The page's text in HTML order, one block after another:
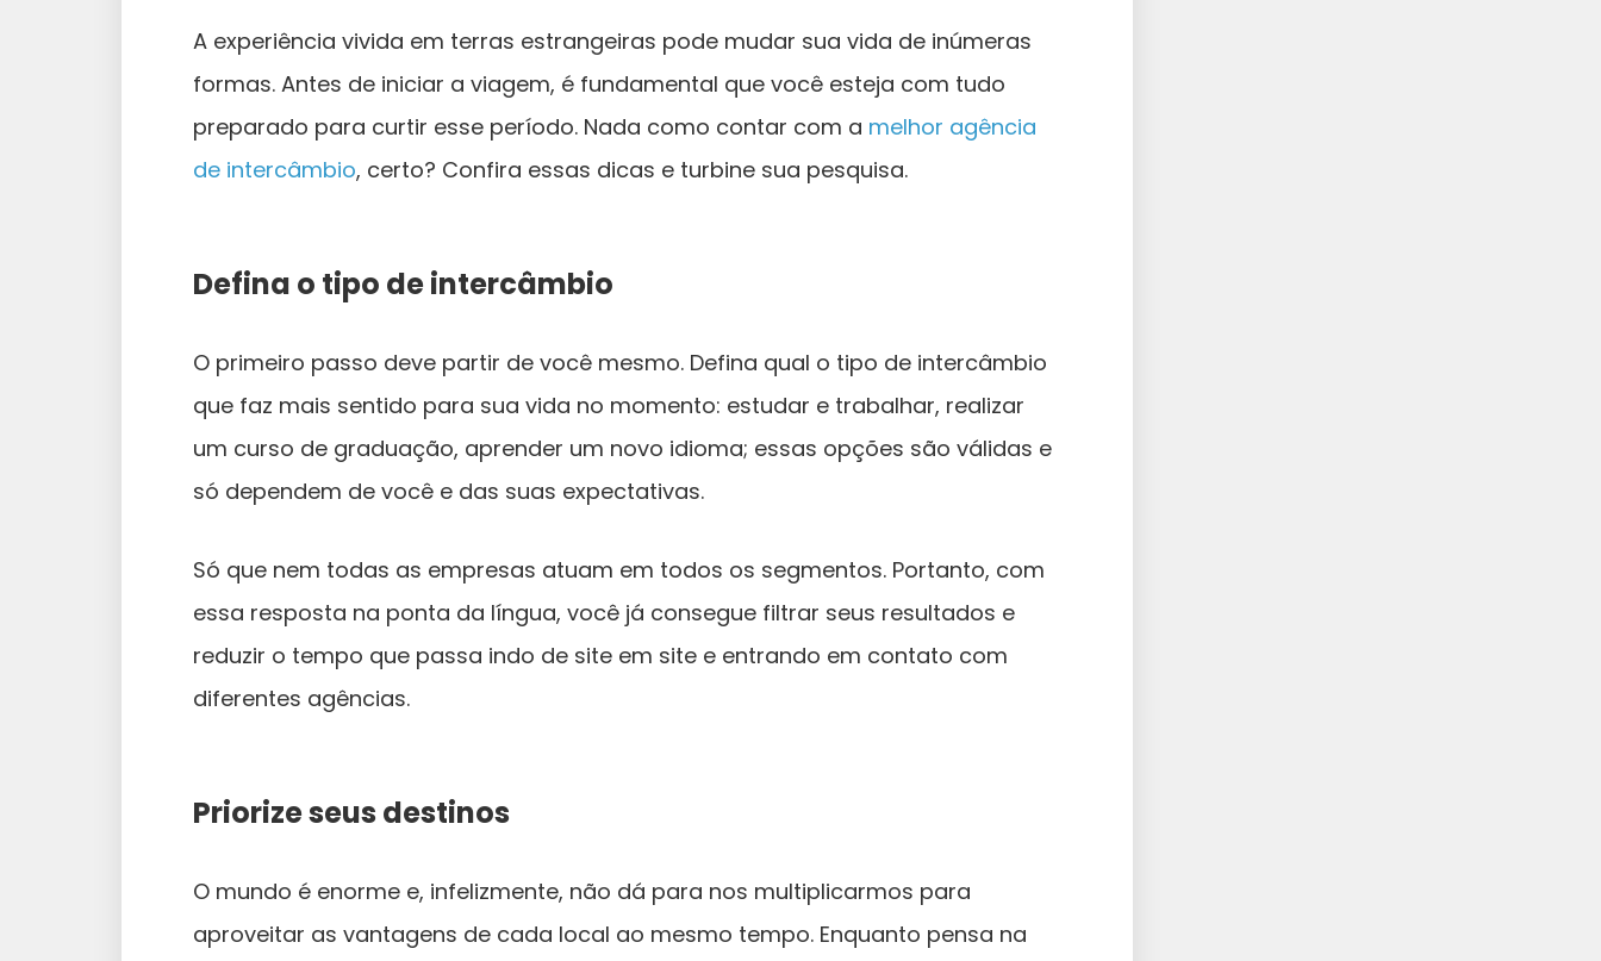
A experiência vivida em terras estrangeiras pode mudar sua vida de inúmeras
formas. Antes de iniciar a viagem, é fundamental que você esteja com tudo
preparado para curtir esse período. Nada como contar com a melhor agência
de intercâmbio, certo? Confira essas dicas e turbine sua pesquisa.
Defina o tipo de intercâmbio
O primeiro passo deve partir de você mesmo. Defina qual o tipo de intercâmbio
que faz mais sentido para sua vida no momento: estudar e trabalhar, realizar
um curso de graduação, aprender um novo idioma; essas opções são válidas e
só dependem de você e das suas expectativas.
Só que nem todas as empresas atuam em todos os segmentos. Portanto, com
essa resposta na ponta da língua, você já consegue filtrar seus resultados e
reduzir o tempo que passa indo de site em site e entrando em contato com
diferentes agências.
Priorize seus destinos
O mundo é enorme e, infelizmente, não dá para nos multiplicarmos para
aproveitar as vantagens de cada local ao mesmo tempo. Enquanto pensa na